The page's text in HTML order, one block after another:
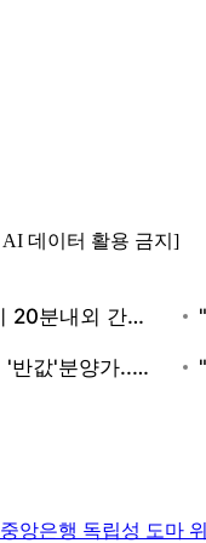
데이터 활용 금지]
앙은행 독립성 도마